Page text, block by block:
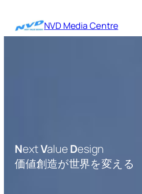
を
NVD Media Centre
NextValue Design
価値創造が世界を変える